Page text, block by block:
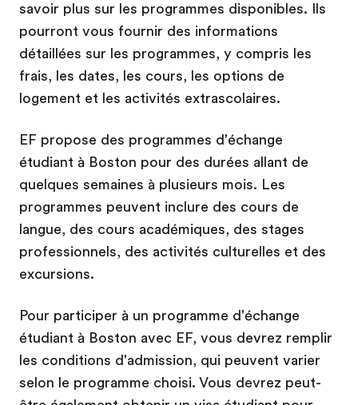
savoir plus sur les programmes disponibles. Ils
pourront vous fournir des informations
détaillées sur les programmes, y compris les
frais, les dates, les cours, les options de
logement et les activités extrascolaires.
EF propose des programmes d'échange
étudiant à Boston pour des durées allant de
quelques semaines à plusieurs mois. Les
programmes peuvent inclure des cours de
langue, des cours académiques, des stages
professionnels, des activités culturelles et des
excursions.
Pour participer à un programme d'échange
étudiant à Boston avec EF, vous devrez remplir
les conditions d'admission, qui peuvent varier
selon le programme choisi. Vous devrez peut-